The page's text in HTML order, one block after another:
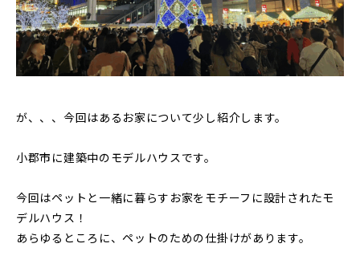
が、、、今回はあるお家について少し紹介します。
小郡市に建築中のモデルハウスです。
今回はペットと一緒に暮らすお家をモチーフに設計されたモ
デルハウス！
あらゆるところに、ペットのための仕掛けがあります。